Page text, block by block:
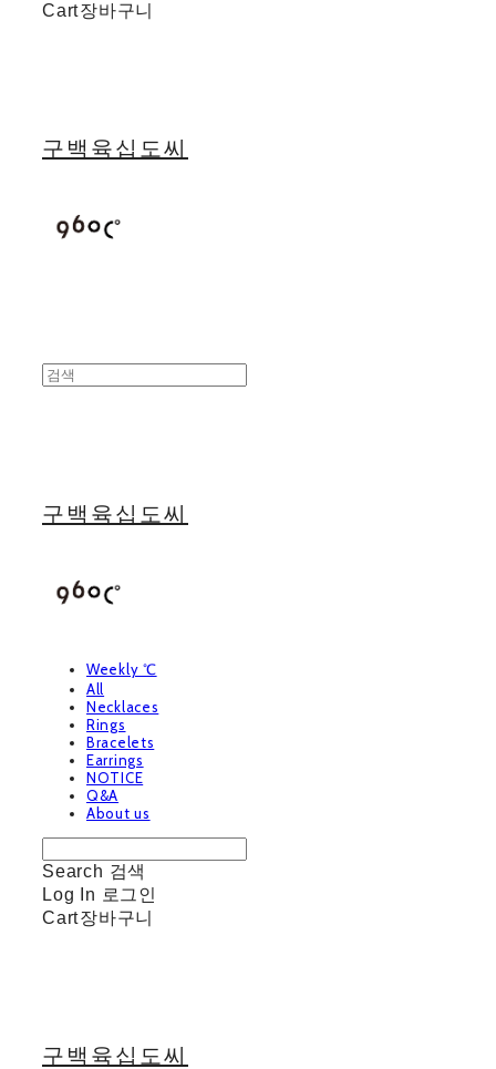
Cart장바구니
구백육십도씨
구백육십도씨
Weekly ℃
All
Necklaces
Rings
Bracelets
Earrings
NOTICE
Q&A
About us
Search 검색
Log In 로그인
Cart장바구니
구백육십도씨